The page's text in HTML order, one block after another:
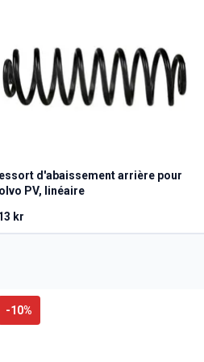
d'abaissement arrière pour
PV, linéaire
kr
-10%